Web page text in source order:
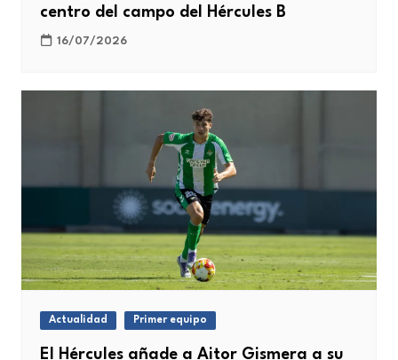
centro del campo del Hércules B
16/07/2026
Actualidad Primer equipo
El Hércules añade a Aitor Gismera a su